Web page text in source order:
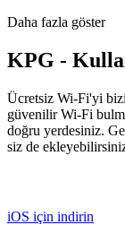
Daha fazla göster
KPG -
Ücretsiz Wi-Fi'yi
güvenilir Wi-Fi
doğru yerdesiniz.
siz de
iOS için indirin